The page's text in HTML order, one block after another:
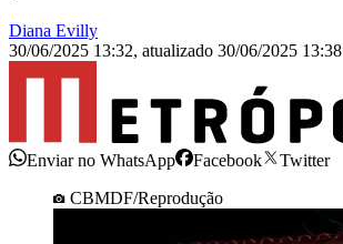
Diana Evilly
30/06/2025 13:32, atualizado 30/06/2025 13:38
Enviar no WhatsApp Facebook
Twitter
CBMDF/Reprodução